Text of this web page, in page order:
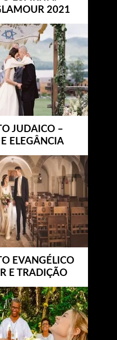
2021
JUDAICO –
E ELEGÂNCIA
EVANGÉLICO
E TRADIÇÃO